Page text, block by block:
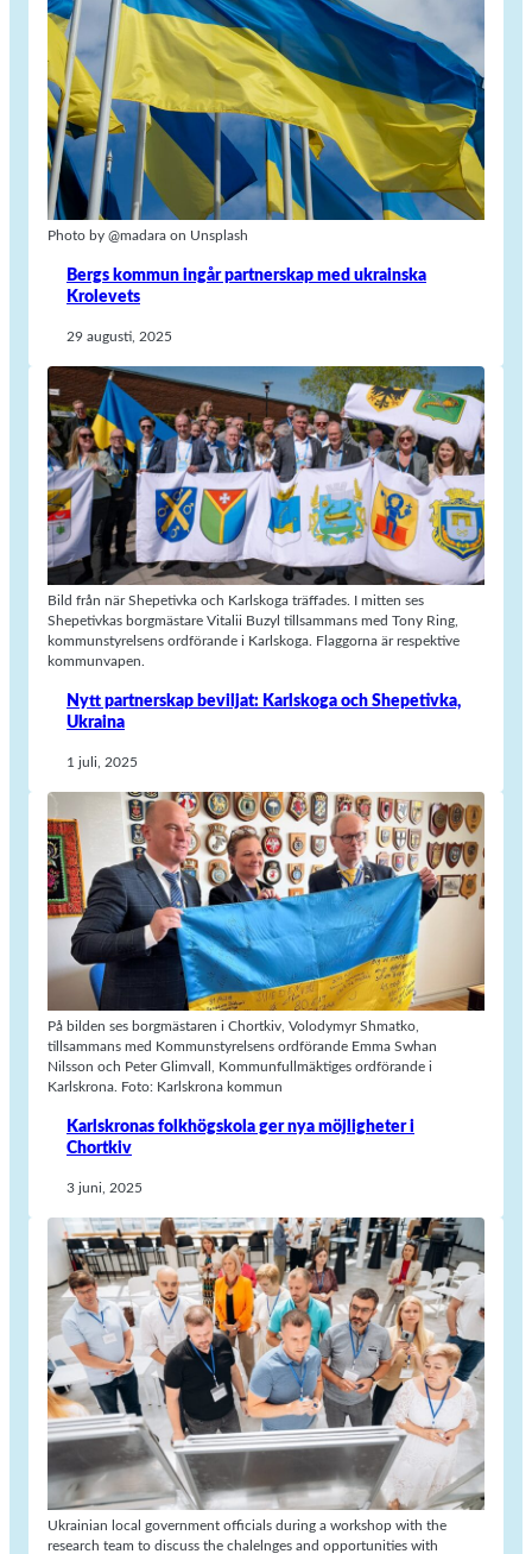
Photo by @madara on Unsplash
Bergs kommun ingår partnerskap med ukrainska
Krolevets
29 augusti, 2025
Bild från när Shepetivka och Karlskoga träffades. I mitten ses
Shepetivkas borgmästare Vitalii Buzyl tillsammans med Tony Ring,
kommunstyrelsens ordförande i Karlskoga. Flaggorna är respektive
kommunvapen.
Nytt partnerskap beviljat: Karlskoga och Shepetivka,
Ukraina
1 juli, 2025
På bilden ses borgmästaren i Chortkiv, Volodymyr Shmatko,
tillsammans med Kommunstyrelsens ordförande Emma Swhan
Nilsson och Peter Glimvall, Kommunfullmäktiges ordförande i
Karlskrona. Foto: Karlskrona kommun
Karlskronas folkhögskola ger nya möjligheter i
Chortkiv
3 juni, 2025
Ukrainian local government officials during a workshop with the
research team to discuss the chalelnges and opportunities with